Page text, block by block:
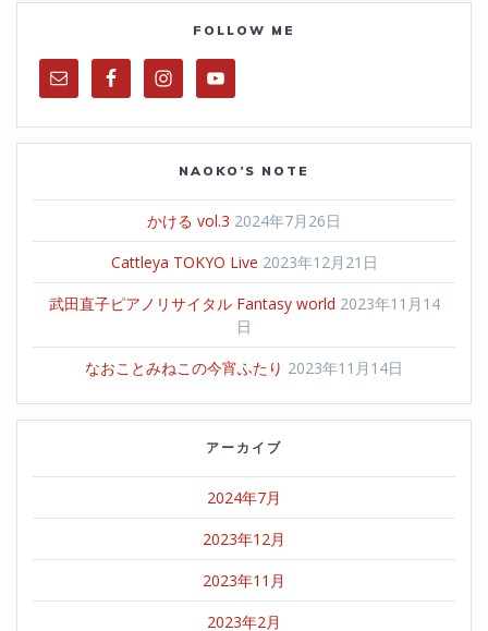
ビ
ゲ
ー
シ
ョ
ン
投
FOLLOW ME
NAOKO’S NOTE
かける vol.3 2024年7月26日
Cattleya TOKYO Live 2023年12月21日
武田直子ピアノリサイタル Fantasy world 2023年11月14
日
なおことみねこの今宵ふたり 2023年11月14日
アーカイブ
2024年7月
2023年12月
2023年11月
2023年2月